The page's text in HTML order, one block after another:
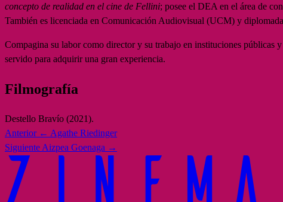
concepto de realidad en el cine de Fellini; posee el DEA en el área de
También es licenciada en Comunicación Audiovisual (UCM) y
Compagina su labor como director y su trabajo en instituciones públicas
servido para adquirir una gran experiencia.
Filmografía
Destello Bravío (2021).
Anterior ← Agathe Riedinger
Siguiente Aizpea Goenaga →